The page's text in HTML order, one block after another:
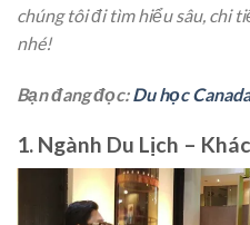
chúng tôi đi tìm hiểu sâu, chi
nhé!
Bạn đang đọc:Du học
1. Ngành Du Lịch –